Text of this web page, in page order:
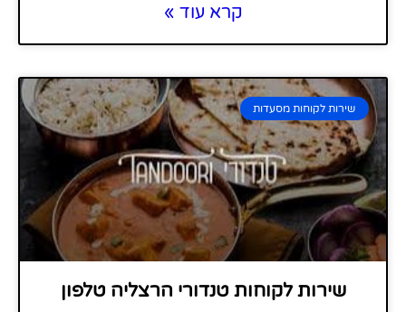
קרא עוד »
שירות לקוחות מסעדות
שירות לקוחות טנדורי הרצליה טלפון